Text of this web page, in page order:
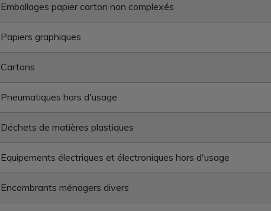
Emballages papier carton non complexés
Papiers graphiques
Cartons
Pneumatiques hors d'usage
Déchets de matières plastiques
Equipements électriques et électroniques hors d'usage
Encombrants ménagers divers